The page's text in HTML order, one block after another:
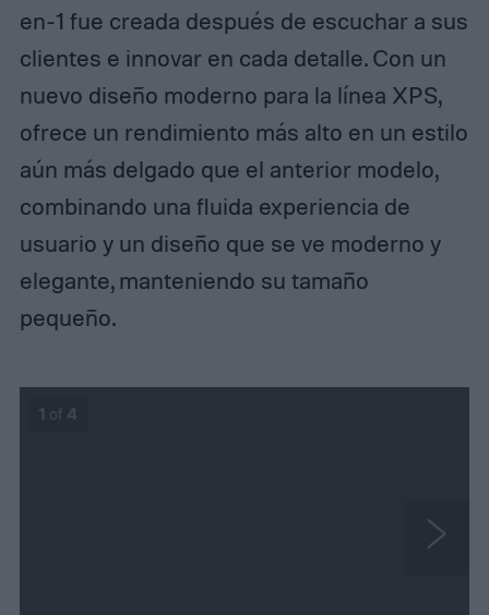
en-1 fue creada después de escuchar a sus
clientes e innovar en cada detalle. Con un
nuevo diseño moderno para la línea XPS,
ofrece un rendimiento más alto en un estilo
aún más delgado que el anterior modelo,
combinando una fluida experiencia de
usuario y un diseño que se ve moderno y
elegante, manteniendo su tamaño
pequeño.
1 of 4